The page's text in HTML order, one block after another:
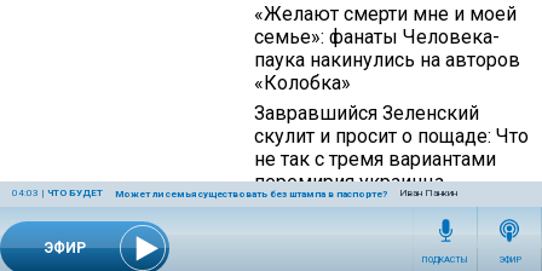
ЭФИР
04:03 | ЧТО БУДЕТ Может ли семья существовать без штампа в паспорте? Иван Панкин
ПОДКАСТЫ ЭФИР
«Желают смерти мне и моей
семье»: фанаты Человека-
паука накинулись на авторов
«Колобка»
Завравшийся Зеленский
скулит и просит о пощаде: Что
не так с тремя вариантами
перемирия украинца
ОБЩЕСТВО